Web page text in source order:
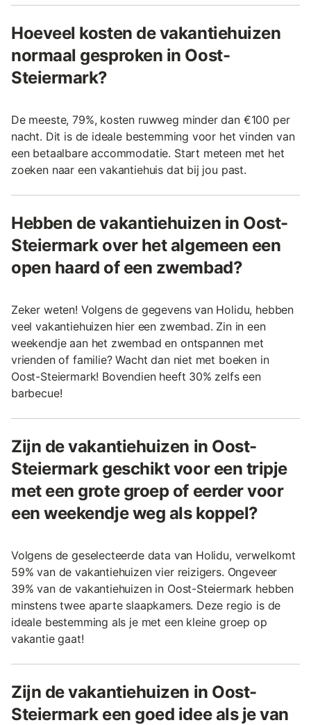
Hoeveel kosten de vakantiehuizen
normaal gesproken in Oost-
Steiermark?
De meeste, 79%, kosten ruwweg minder dan €100 per
nacht. Dit is de ideale bestemming voor het vinden van
een betaalbare accommodatie. Start meteen met het
zoeken naar een vakantiehuis dat bij jou past.
Hebben de vakantiehuizen in Oost-
Steiermark over het algemeen een
open haard of een zwembad?
Zeker weten! Volgens de gegevens van Holidu, hebben
veel vakantiehuizen hier een zwembad. Zin in een
weekendje aan het zwembad en ontspannen met
vrienden of familie? Wacht dan niet met boeken in
Oost-Steiermark! Bovendien heeft 30% zelfs een
barbecue!
Zijn de vakantiehuizen in Oost-
Steiermark geschikt voor een tripje
met een grote groep of eerder voor
een weekendje weg als koppel?
Volgens de geselecteerde data van Holidu, verwelkomt
59% van de vakantiehuizen vier reizigers. Ongeveer
39% van de vakantiehuizen in Oost-Steiermark hebben
minstens twee aparte slaapkamers. Deze regio is de
ideale bestemming als je met een kleine groep op
vakantie gaat!
Zijn de vakantiehuizen in Oost-
Steiermark een goed idee als je van